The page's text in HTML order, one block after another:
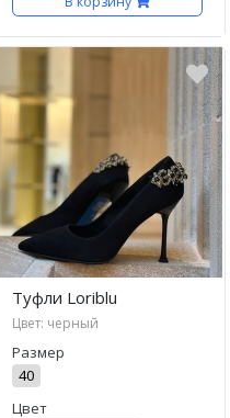
Туфли Loriblu
Цвет: черный
Размер
40
Цвет